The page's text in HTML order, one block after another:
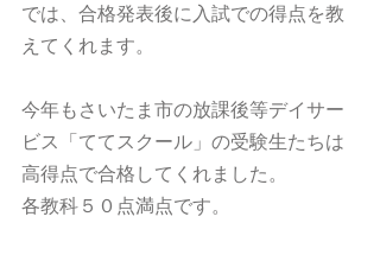
では、合格発表後に入試での得点を教
えてくれます。
今年もさいたま市の放課後等デイサー
ビス「ててスクール」の受験生たちは
高得点で合格してくれました。
各教科５０点満点です。